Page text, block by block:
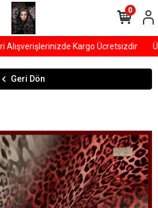
Kargo Ücretsizdir
0
Geri Dön